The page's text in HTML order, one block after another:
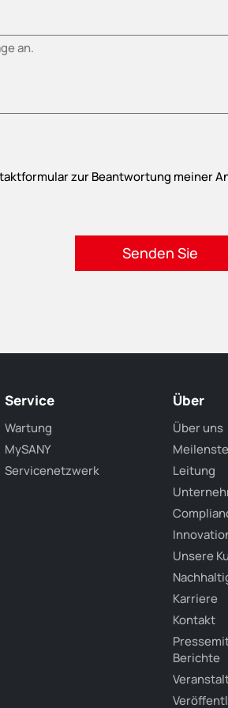
zur Beantwortung meiner
Service
Wartung
MySANY
Servicenetzwerk
Über
Über uns
Leitung
Unsere
Karriere
Kontakt
Berichte